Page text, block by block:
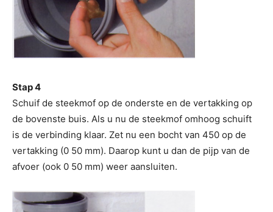
Stap 4
Schuif de steekmof op de onderste en de vertakking op
de bovenste buis. Als u nu de steekmof omhoog schuift
is de verbinding klaar. Zet nu een bocht van 450 op de
vertakking (0 50 mm). Daarop kunt u dan de pijp van de
afvoer (ook 0 50 mm) weer aansluiten.